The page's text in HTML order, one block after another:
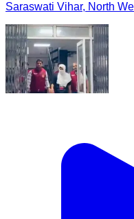
Saraswati Vihar, North